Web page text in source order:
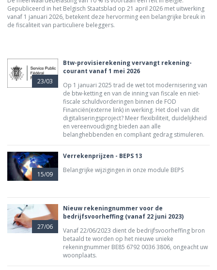
Gepubliceerd in het Belgisch Staatsblad op 21 april 2026 met uitwerking
vanaf 1 januari 2026, betekent deze hervorming een belangrijke breuk in
de fiscaliteit van particuliere beleggers.
23/03
Btw-provisierekening vervangt rekening-
courant vanaf 1 mei 2026
Op 1 januari 2025 trad de wet tot modernisering van
de btw-ketting en van de inning van fiscale en niet-
fiscale schuldvorderingen binnen de FOD
Financiën(externe link) in werking. Het doel van dit
digitaliseringsproject? Meer flexibiliteit, duidelijkheid
en vereenvoudiging bieden aan alle
belanghebbenden en compliant gedrag stimuleren.
15/09
Verrekenprijzen - BEPS 13
Belangrijke wijzigingen in onze module BEPS
27/06
Nieuw rekeningnummer voor de
bedrijfsvoorheffing (vanaf 22 juni 2023)
Vanaf 22/06/2023 dient de bedrijfsvoorheffing bron
betaald te worden op het nieuwe unieke
rekeningnummer BE85 6792 0036 3806, ongeacht uw
woonplaats.